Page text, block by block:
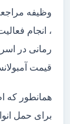
وظیفه
، انجام
رمانی در
قیمت
همانطور که
برای حمل